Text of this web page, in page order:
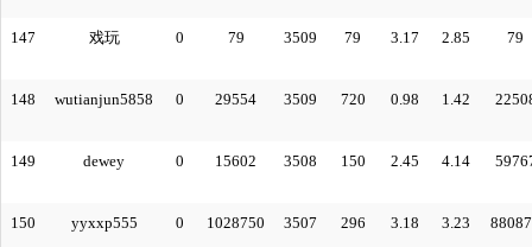
147 戏玩 0 79 3509 79 3.17 2.85 79
148 wutianjun5858 0 29554 3509 720 0.98 1.42
149 dewey 0 15602 3508 150 2.45 4.14
150 yyxxp555 0 1028750 3507 296 3.18 3.23